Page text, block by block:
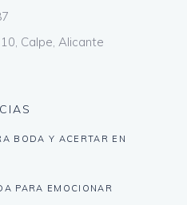
Calpe, Alicante
BODA Y ACERTAR EN
PARA EMOCIONAR